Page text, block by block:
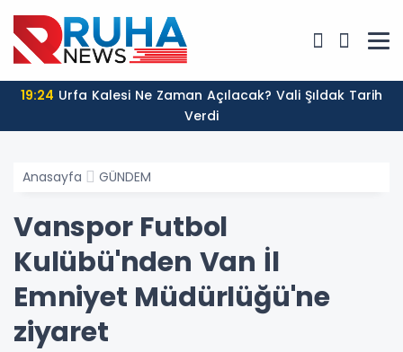
19:24
Verdi
Anasayfa GÜNDEM
Vanspor Futbol
Kulübü'nden Van İl
Emniyet Müdürlüğü'ne
ziyaret